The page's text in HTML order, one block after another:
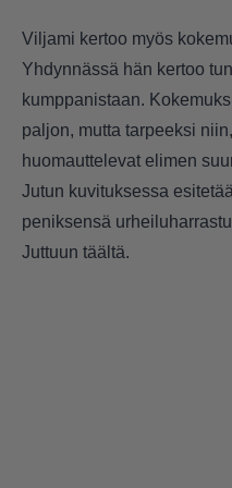
Viljami kertoo myös
Yhdynnässä hän kertoo
kumppanistaan.
paljon, mutta tarpeeksi
huomauttelevat elimen
Jutun kuvituksessa
peniksensä
Juttuun täältä.